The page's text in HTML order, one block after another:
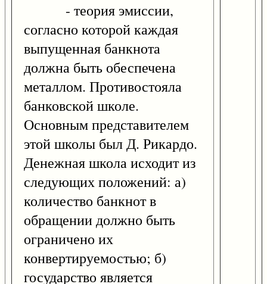
- теория эмиссии,
согласно которой каждая
выпущенная банкнота
должна быть обеспечена
металлом. Противостояла
банковской школе.
Основным представителем
этой школы был Д. Рикардо.
Денежная школа исходит из
следующих положений: а)
количество банкнот в
обращении должно быть
ограничено их
конвертируемостью; б)
государство является